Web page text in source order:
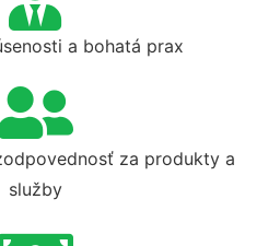
a bohatá prax
za produkty a
služby